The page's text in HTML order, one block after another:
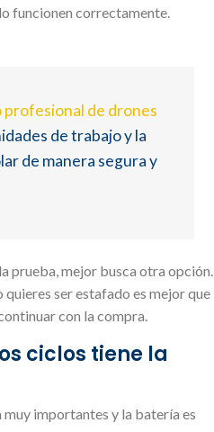
funcionen correctamente.
profesional de drones
de trabajo y la
de manera segura y
prueba, mejor busca otra opción.
quieres ser estafado es mejor que
con la compra.
ciclos tiene la
muy importantes y la batería es